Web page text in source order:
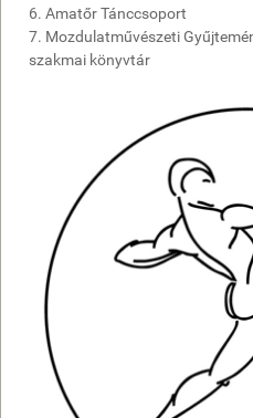
6. Amatőr Tánccsoport
7. Mozdulatművészeti
szakmai könyvtár